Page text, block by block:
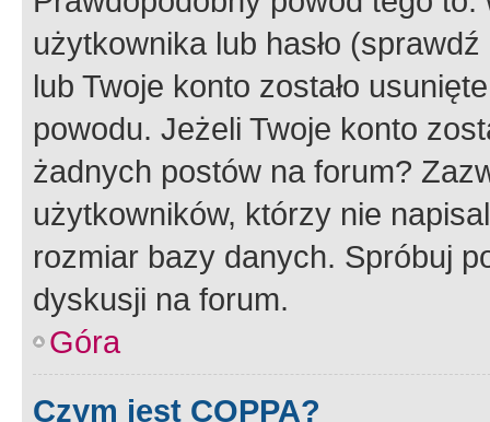
użytkownika lub hasło
lub Twoje konto zostało
powodu. Jeżeli Twoje konto
żadnych postów na forum?
użytkowników, którzy nie
rozmiar bazy danych. Spróbuj
dyskusji na forum.
Góra
Czym jest COPPA?